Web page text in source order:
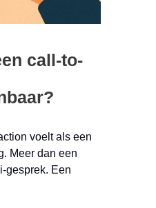
call-to-
voelt als een
Meer dan een
gesprek. Een